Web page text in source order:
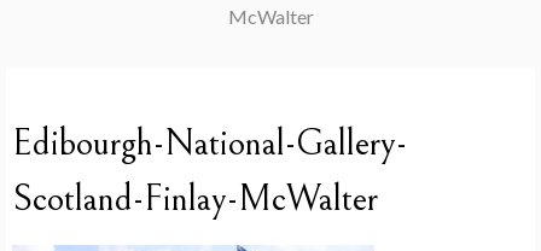
McWalter
Edibourgh-National-Gallery-
Scotland-Finlay-McWalter